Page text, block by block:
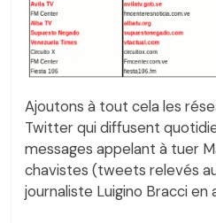
Ajoutons à tout cela les
Twitter qui diffusent
messages appelant à tuer
chavistes (tweets relevés
journaliste Luigino Bracci en